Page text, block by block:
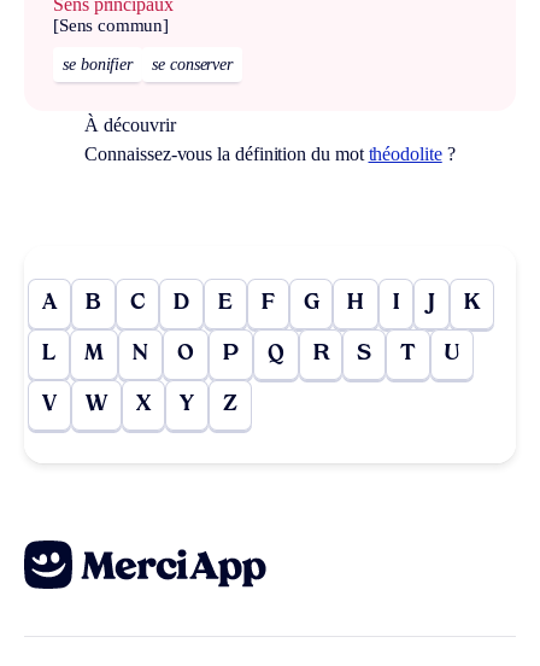
Sens principaux
[Sens commun]
se bonifier se conserver
À découvrir
Connaissez-vous la définition du mot théodolite?
A B C D E F G H I J K
L M N O P Q R S T U
V W X Y Z